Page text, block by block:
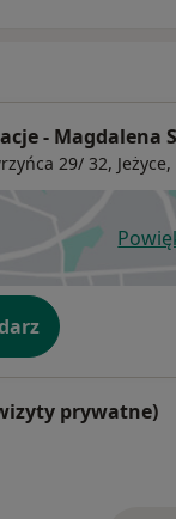
- Magdalena
29/ 32, Jeżyce,
prywatne)